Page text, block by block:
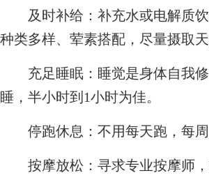
及时补给：补充水或电解质饮
种类多样、荤素搭配，尽量摄取
充足睡眠：睡觉是身体自我修
睡，半小时到1小时为佳。
停跑休息：不用每天跑，每周
按摩放松：寻求专业按摩师，